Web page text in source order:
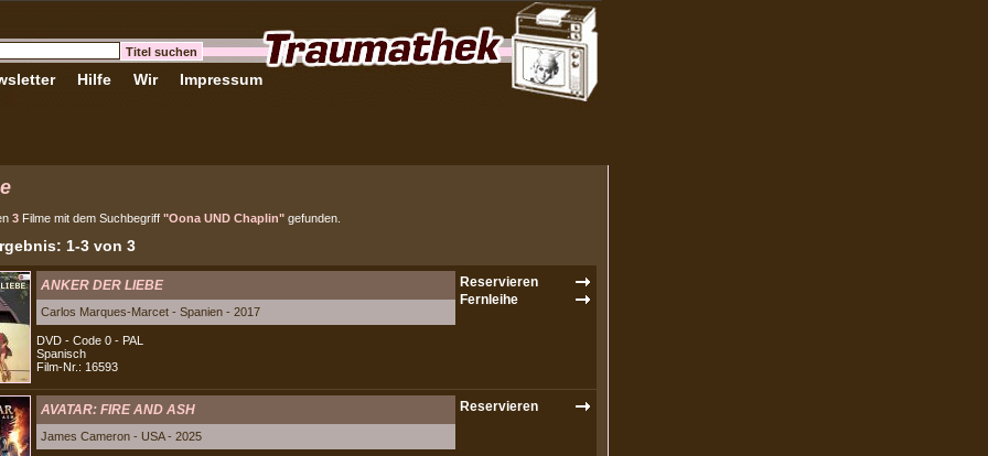
Hilfe Wir Impressum
3 Filme mit dem Suchbegriff "Oona UND Chaplin" gefunden.
1-3 von 3
ANKER DER LIEBE
Carlos Marques-Marcet - Spanien - 2017
DVD - Code 0 - PAL
Spanisch
Film-Nr.: 16593
AVATAR: FIRE AND ASH
James Cameron - USA - 2025